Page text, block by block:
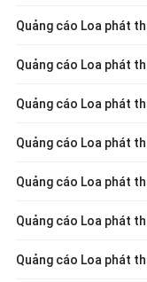
Quảng cáo Loa phát
Quảng cáo Loa phát
Quảng cáo Loa phát
Quảng cáo Loa phát
Quảng cáo Loa phát
Quảng cáo Loa phát
Quảng cáo Loa phát